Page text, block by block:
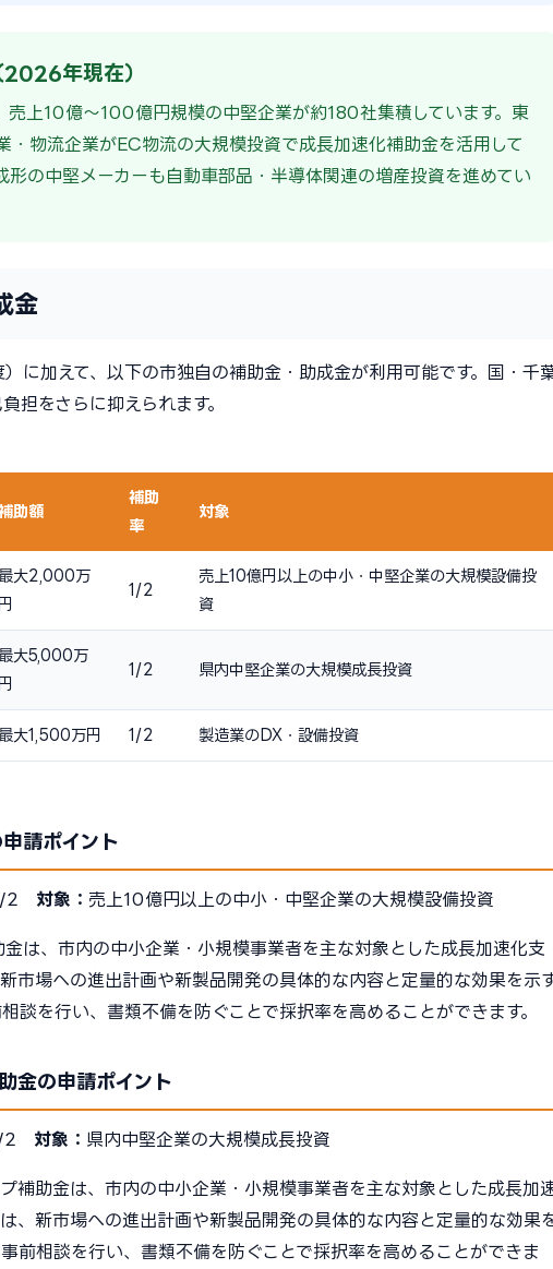
年現在）
上10億〜100億円規模の中堅企業が約180社集積しています。東
・物流企業がEC物流の大規模投資で成長加速化補助金を活用して
形の中堅メーカーも自動車部品・半導体関連の増産投資を進めてい
金
に加えて、以下の市独自の補助金・助成金が利用可能です。国・千
担をさらに抑えられます。
助額
補助
率
対象
最大2,000万
円
1/2
売上10億円以上の中小・中堅企業の大規模設備投
資
最大5,000万
円
1/2 県内中堅企業の大規模成長投資
最大1,500万円 1/2 製造業のDX・設備投資
請ポイント
2 対象： 売上10億円以上の中小・中堅企業の大規模設備投資
は、市内の中小企業・小規模事業者を主な対象とした成長加速化支
市場への進出計画や新製品開発の具体的な内容と定量的な効果を示
談を行い、書類不備を防ぐことで採択率を高めることができます。
金の申請ポイント
2 対象： 県内中堅企業の大規模成長投資
補助金は、市内の中小企業・小規模事業者を主な対象とした成長加
、新市場への進出計画や新製品開発の具体的な内容と定量的な効果
前相談を行い、書類不備を防ぐことで採択率を高めることができま